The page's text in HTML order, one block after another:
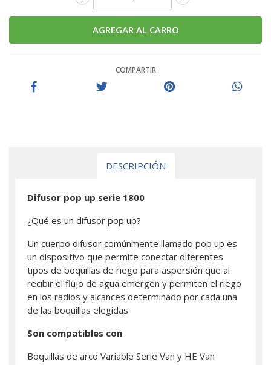
COMPARTIR
DESCRIPCIÓN
Difusor pop up serie 1800
¿Qué es un difusor pop up?
Un cuerpo difusor comúnmente llamado pop up es
un dispositivo que permite conectar diferentes
tipos de boquillas de riego para aspersión que al
recibir el flujo de agua emergen y permiten el riego
en los radios y alcances determinado por cada una
de las boquillas elegidas
Son compatibles con
Boquillas de arco Variable Serie Van y HE Van